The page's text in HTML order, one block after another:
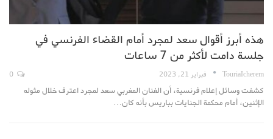
هذه أبرز أقوال سعد لمجرد أمام القضاء الفرنسي في
جلسة دامت لأكثر من 7 ساعات
TouriaIcherem فبراير 21, 2023
كشفت وسائل إعلام فرنسية، أن الفنان المغربي سعد لمجرد اعترف خلال مثوله
الإثنين، أمام محكمة الجنايات بباريس بأنه كان…